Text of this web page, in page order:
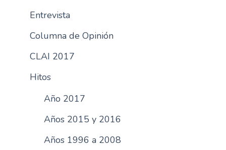
i
c
p
Entrevista
Columna de Opinión
CLAI 2017
Hitos
Año 2017
Años 2015 y 2016
Años 1996 a 2008